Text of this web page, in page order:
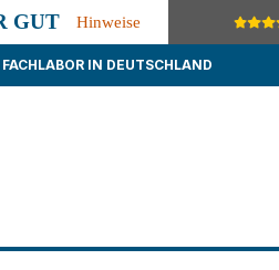
GUT Hinweise
IN DEUTSCHLAND